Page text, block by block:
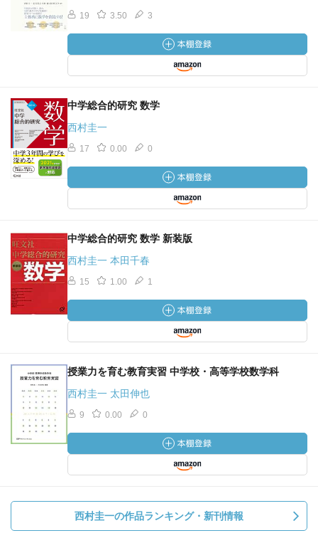
19 3.50 3
中学総合的研究 数学
西村圭一
17 0.00 0
中学総合的研究 数学 新装版
西村圭一 本田千春
15 1.00 1
授業力を育む教育実習 中学校・高等学校数学科
西村圭一 太田伸也
9 0.00 0
西村圭一の作品ランキング・新刊情報